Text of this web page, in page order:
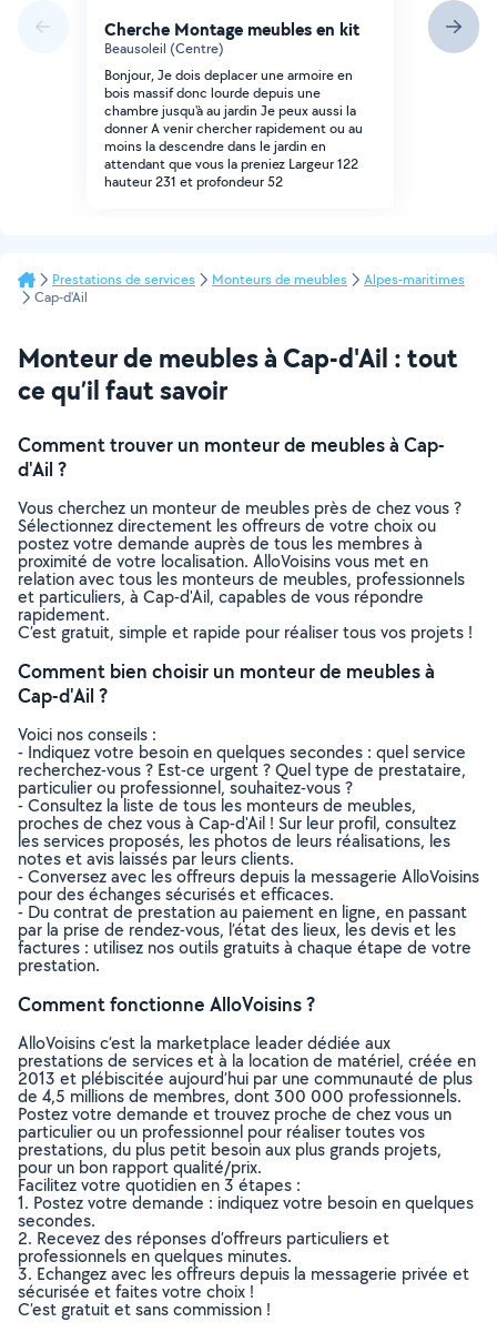
Cherche Montage meubles en kit
Beausoleil (Centre)
Bonjour, Je dois deplacer une armoire en
bois massif donc lourde depuis une
chambre jusqu'à au jardin Je peux aussi la
donner A venir chercher rapidement ou au
moins la descendre dans le jardin en
attendant que vous la preniez Largeur 122
hauteur 231 et profondeur 52
Prestations de services Monteurs de meubles
Alpes-maritimes
Cap-d'Ail
Monteur de meubles à Cap-d'Ail : tout
ce qu’il faut savoir
Comment trouver un monteur de meubles à Cap-
d'Ail ?
Vous cherchez un monteur de meubles près de chez vous ?
Sélectionnez directement les offreurs de votre choix ou
postez votre demande auprès de tous les membres à
proximité de votre localisation. AlloVoisins vous met en
relation avec tous les monteurs de meubles, professionnels
et particuliers, à Cap-d'Ail, capables de vous répondre
rapidement.
C’est gratuit, simple et rapide pour réaliser tous vos projets !
Comment bien choisir un monteur de meubles à
Cap-d'Ail ?
Voici nos conseils :
- Indiquez votre besoin en quelques secondes : quel service
recherchez-vous ? Est-ce urgent ? Quel type de prestataire,
particulier ou professionnel, souhaitez-vous ?
- Consultez la liste de tous les monteurs de meubles,
proches de chez vous à Cap-d'Ail ! Sur leur profil, consultez
les services proposés, les photos de leurs réalisations, les
notes et avis laissés par leurs clients.
- Conversez avec les offreurs depuis la messagerie AlloVoisins
pour des échanges sécurisés et efficaces.
- Du contrat de prestation au paiement en ligne, en passant
par la prise de rendez-vous, l’état des lieux, les devis et les
factures : utilisez nos outils gratuits à chaque étape de votre
prestation.
Comment fonctionne AlloVoisins ?
AlloVoisins c’est la marketplace leader dédiée aux
prestations de services et à la location de matériel, créée en
2013 et plébiscitée aujourd’hui par une communauté de plus
de 4,5 millions de membres, dont 300 000 professionnels.
Postez votre demande et trouvez proche de chez vous un
particulier ou un professionnel pour réaliser toutes vos
prestations, du plus petit besoin aux plus grands projets,
pour un bon rapport qualité/prix.
Facilitez votre quotidien en 3 étapes :
1. Postez votre demande : indiquez votre besoin en quelques
secondes.
2. Recevez des réponses d’offreurs particuliers et
professionnels en quelques minutes.
3. Echangez avec les offreurs depuis la messagerie privée et
sécurisée et faites votre choix !
C’est gratuit et sans commission !